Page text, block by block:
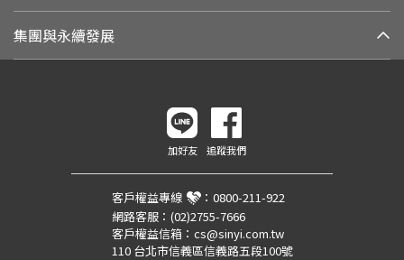
集團與永續發展
加好友 追蹤我們
客戶權益專線 ： 0800-211-922
網路客服： (02)2755-7666
客戶權益信箱： cs@sinyi.com.tw
110 台北市信義區信義路五段100號